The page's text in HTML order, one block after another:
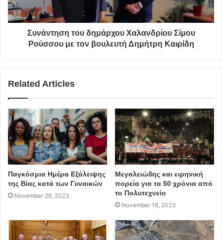
λαική αγορά αλληλεγγύη
κοινωνικό παντοπωλείο
συγκέντρωση οπωροκηπευτικών ειδών
Συνάντηση του δημάρχου Χαλανδρίου Σίμου
Ρούσσου με τον βουλευτή Δημήτρη Καιρίδη
Related Articles
Παγκόσμια Ημέρα Εξάλειψης
της Βίας κατά των Γυναικών
November 29, 2023
Μεγαλειώδης και ειρηνική
πορεία για τα 50 χρόνια από
το Πολυτεχνείο
November 18, 2023